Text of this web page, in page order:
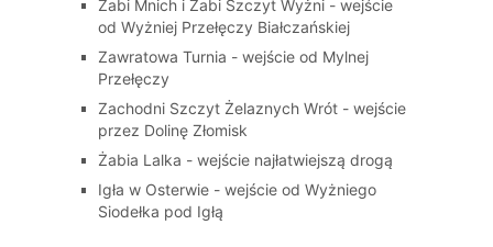
Żabi Mnich i Żabi Szczyt Wyżni - wejście
od Wyżniej Przełęczy Białczańskiej
Zawratowa Turnia - wejście od Mylnej
Przełęczy
Zachodni Szczyt Żelaznych Wrót - wejście
przez Dolinę Złomisk
Żabia Lalka - wejście najłatwiejszą drogą
Igła w Osterwie - wejście od Wyżniego
Siodełka pod Igłą